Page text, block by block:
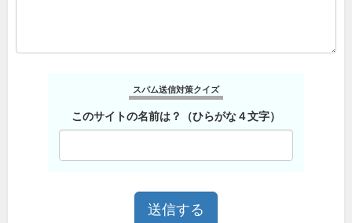
スパム送信対策クイズ
このサイトの名前は？（ひらがな４文字）